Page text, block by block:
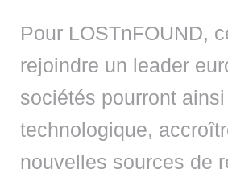
Pour LOSTnFOUND,
rejoindre un leader
sociétés pourront
technologique,
nouvelles sources de